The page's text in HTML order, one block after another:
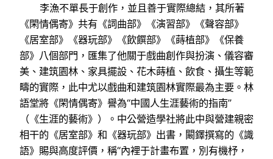
李漁不單長于創作，並且善于實際總結，其所著
《閑情偶寄》共有《詞曲部》《演習部》《聲容部》
《居室部》《器玩部》《飲饌部》《蒔植部》《保養
部》八個部門，匯集了他關于戲曲創作與扮演、儀容審
美、建筑園林、家具擺設、花木蒔植、飲食、攝生等範
疇的實際，此中尤以戲曲和建筑園林實際最為主要。林
語堂將《閑情偶寄》譽為“中國人生涯藝術的指南”
（《生涯的藝術》）。中公營造學社將此中與營建親密
相干的《居室部》和《器玩部》出書，闞鐸撰寫的《識
語》賜與高度評價，稱“內裡于計畫布置，別有機杼，